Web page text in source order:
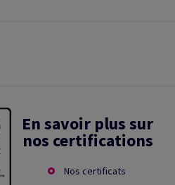
En savoir plus sur
nos certifications
Nos certificats